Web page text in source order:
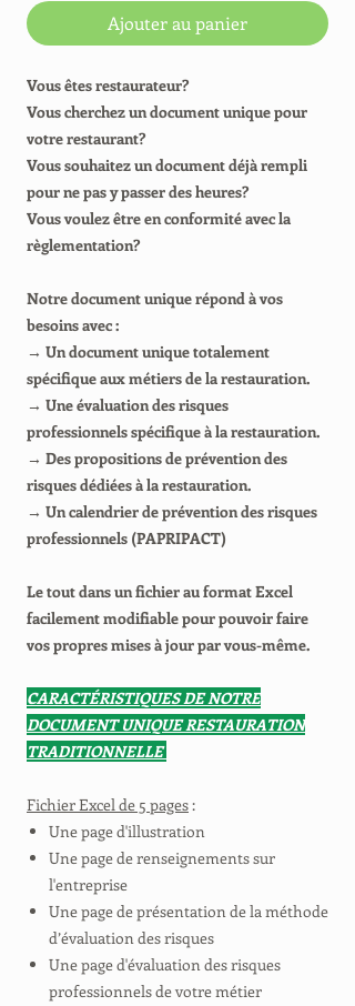
Ajouter au panier
Vous êtes restaurateur?
Vous cherchez un document unique pour
votre restaurant?
Vous souhaitez un document déjà rempli
pour ne pas y passer des heures?
Vous voulez être en conformité avec la
règlementation?
Notre document unique répond à vos
besoins avec :
→ Un document unique totalement
spécifique aux métiers de la restauration.
→ Une évaluation des risques
professionnels spécifique à la restauration.
→ Des propositions de prévention des
risques dédiées à la restauration.
→ Un calendrier de prévention des risques
professionnels (PAPRIPACT)
Le tout dans un fichier au format Excel
facilement modifiable pour pouvoir faire
vos propres mises à jour par vous-même.
CARACTÉRISTIQUES DE NOTRE
DOCUMENT UNIQUE RESTAURATION
TRADITIONNELLE
Fichier Excel de 5 pages:
Une page d'illustration
Une page de renseignements sur
l'entreprise
Une page de présentation de la méthode
d’évaluation des risques
Une page d'évaluation des risques
professionnels de votre métier